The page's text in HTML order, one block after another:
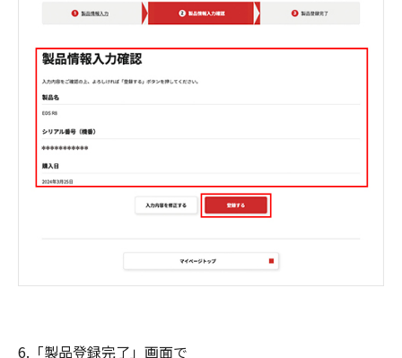
6.「製品登録完了」画面で